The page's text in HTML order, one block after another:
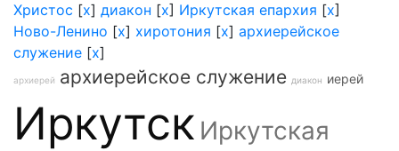
Христос [x] диакон [x] Иркутская епархия [x]
Ново-Ленино [x] хиротония [x] архиерейское
служение [x]
архиерей архиерейское служение диакон иерей
Иркутск Иркутская